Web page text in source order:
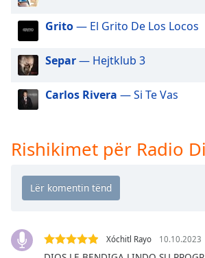
cancel
window.
Text
Color
Grito— El Grito De Los Locos
Separ— Hejtklub 3
Carlos Rivera — Si Te Vas
Rishikimet për Radio
Xóchitl Rayo 10.10.2023